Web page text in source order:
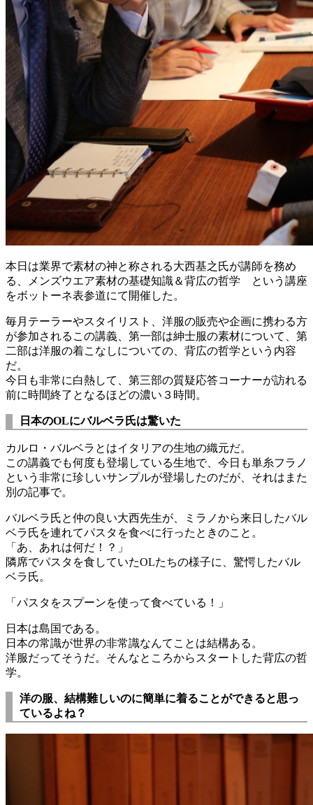
本日は業界で素材の神と称される大西基之氏が講師を務め
る、メンズウエア素材の基礎知識＆背広の哲学 という講座
をボットーネ表参道にて開催した。
毎月テーラーやスタイリスト、洋服の販売や企画に携わる方
が参加されるこの講義、第一部は紳士服の素材について、第
二部は洋服の着こなしについての、背広の哲学という内容
だ。
今日も非常に白熱して、第三部の質疑応答コーナーが訪れる
前に時間終了となるほどの濃い３時間。
日本のOLにバルベラ氏は驚いた
カルロ・バルベラとはイタリアの生地の織元だ。
この講義でも何度も登場している生地で、今日も単糸フラノ
という非常に珍しいサンプルが登場したのだが、それはまた
別の記事で。
バルベラ氏と仲の良い大西先生が、ミラノから来日したバル
ベラ氏を連れてパスタを食べに行ったときのこと。
「あ、あれは何だ！？」
隣席でパスタを食していたOLたちの様子に、驚愕したバル
ベラ氏。
「パスタをスプーンを使って食べている！」
日本は島国である。
日本の常識が世界の非常識なんてことは結構ある。
洋服だってそうだ。そんなところからスタートした背広の哲
学。
洋の服、結構難しいのに簡単に着ることができると思っ
ているよね？